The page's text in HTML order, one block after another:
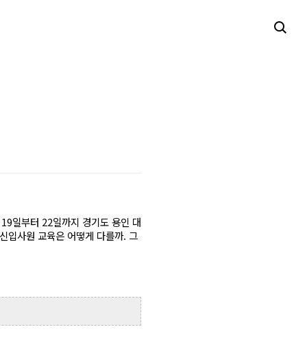
일부터 22일까지 경기도 용인 대
입사원 교육은 어떻게 다를까. 그